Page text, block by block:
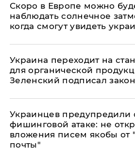
Скоро в Европе можно
наблюдать солнечное
когда смогут увидеть
Украина переходит на
для органической
Зеленский подписал закон
Украинцев предупредили
фишинговой атаке: не
вложения писем якобы от
почты"